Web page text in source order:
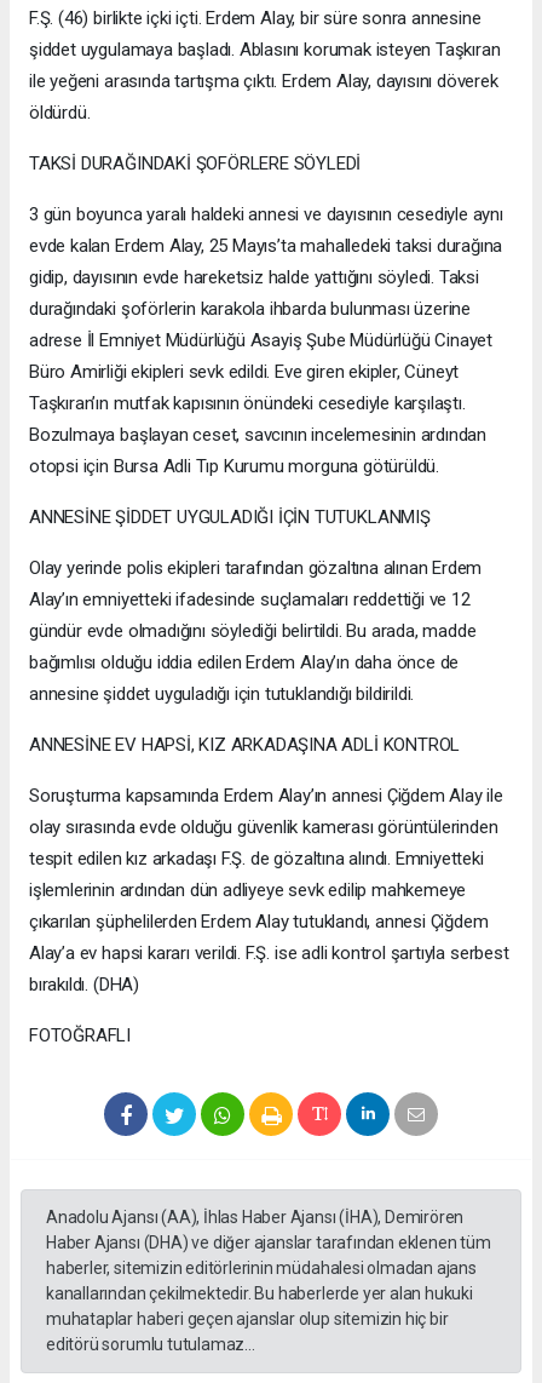
F.Ş. (46) birlikte içki içti. Erdem Alay, bir süre sonra annesine
şiddet uygulamaya başladı. Ablasını korumak isteyen Taşkıran
ile yeğeni arasında tartışma çıktı. Erdem Alay, dayısını döverek
öldürdü.
TAKSİ DURAĞINDAKİ ŞOFÖRLERE SÖYLEDİ
3 gün boyunca yaralı haldeki annesi ve dayısının cesediyle aynı
evde kalan Erdem Alay, 25 Mayıs’ta mahalledeki taksi durağına
gidip, dayısının evde hareketsiz halde yattığını söyledi. Taksi
durağındaki şoförlerin karakola ihbarda bulunması üzerine
adrese İl Emniyet Müdürlüğü Asayiş Şube Müdürlüğü Cinayet
Büro Amirliği ekipleri sevk edildi. Eve giren ekipler, Cüneyt
Taşkıran’ın mutfak kapısının önündeki cesediyle karşılaştı.
Bozulmaya başlayan ceset, savcının incelemesinin ardından
otopsi için Bursa Adli Tıp Kurumu morguna götürüldü.
ANNESİNE ŞİDDET UYGULADIĞI İÇİN TUTUKLANMIŞ
Olay yerinde polis ekipleri tarafından gözaltına alınan Erdem
Alay’ın emniyetteki ifadesinde suçlamaları reddettiği ve 12
gündür evde olmadığını söylediği belirtildi. Bu arada, madde
bağımlısı olduğu iddia edilen Erdem Alay’ın daha önce de
annesine şiddet uyguladığı için tutuklandığı bildirildi.
ANNESİNE EV HAPSİ, KIZ ARKADAŞINA ADLİ KONTROL
Soruşturma kapsamında Erdem Alay’ın annesi Çiğdem Alay ile
olay sırasında evde olduğu güvenlik kamerası görüntülerinden
tespit edilen kız arkadaşı F.Ş. de gözaltına alındı. Emniyetteki
işlemlerinin ardından dün adliyeye sevk edilip mahkemeye
çıkarılan şüphelilerden Erdem Alay tutuklandı, annesi Çiğdem
Alay’a ev hapsi kararı verildi. F.Ş. ise adli kontrol şartıyla serbest
bırakıldı. (DHA)
FOTOĞRAFLI
Anadolu Ajansı (AA), İhlas Haber Ajansı (İHA), Demirören
Haber Ajansı (DHA) ve diğer ajanslar tarafından eklenen tüm
haberler, sitemizin editörlerinin müdahalesi olmadan ajans
kanallarından çekilmektedir. Bu haberlerde yer alan hukuki
muhataplar haberi geçen ajanslar olup sitemizin hiç bir
editörü sorumlu tutulamaz...